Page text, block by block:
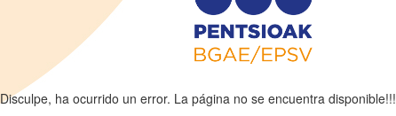
Disculpe, ha ocurrido un error. La página no se encuentra disponible!!!